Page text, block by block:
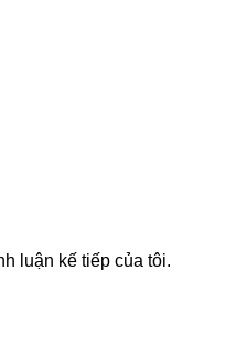
luận kế tiếp của tôi.